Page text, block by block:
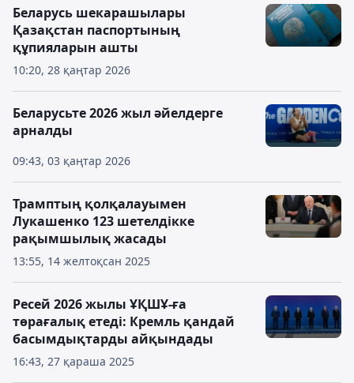
10:20, 28 қаңтар 2026
Беларусь шекарашылары
Қазақстан паспортының
құпияларын ашты
09:43, 03 қаңтар 2026
Беларусьте 2026 жыл әйелдерге
арналды
13:55, 14 желтоқсан 2025
Трамптың қолқалауымен
Лукашенко 123 шетелдікке
рақымшылық жасады
16:43, 27 қараша 2025
Ресей 2026 жылы ҰҚШҰ-ға
төрағалық етеді: Кремль қандай
басымдықтарды айқындады